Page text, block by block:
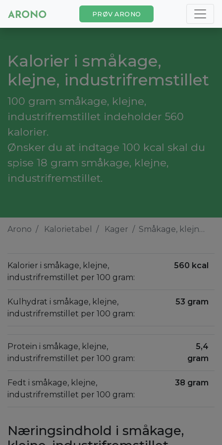
PRØV ARONO
Kalorier i småkage,
klejne, industrifremstillet
100 gram småkage, klejne,
industrifremstillet indeholder 560
kalorier.
Ønsker du at indtage 100 kcal skal du
spise 18 gram småkage, klejne,
industrifremstillet.
Arono Kalorietabel Kager Småkage, klejne, industrifremstillet
Kalorier i småkage, klejne,
industrifremstillet per 100 gram:
560 kcal
Kulhydrat i småkage, klejne,
industrifremstillet per 100 gram:
53 gram
Protein i småkage, klejne,
industrifremstillet per 100 gram:
5,4
gram
Fedt i småkage, klejne,
industrifremstillet per 100 gram:
38 gram
Næringsindhold i småkage,